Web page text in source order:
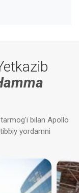
bilan Apollo
yordamni